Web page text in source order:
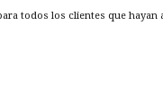
todos los clientes que